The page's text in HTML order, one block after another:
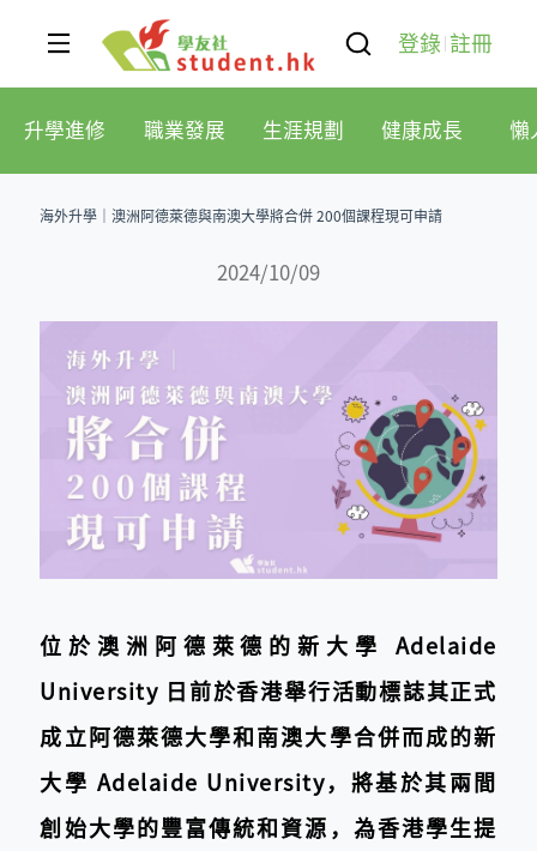
登錄 註冊
升學進修 職業發展 生涯規劃 健康成長 懶
海外升學｜澳洲阿德萊德與南澳大學將合併 200個課程現可申請
2024/10/09
位於澳洲阿德萊德的新大學 Adelaide
University 日前於香港舉行活動標誌其正式
成立阿德萊德大學和南澳大學合併而成的新
大學 Adelaide University，將基於其兩間
創始大學的豐富傳統和資源，為香港學生提